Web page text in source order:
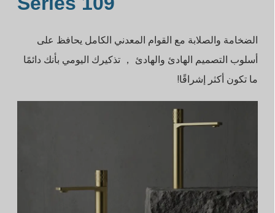
الضخامة والصلابة مع القوام المعدني الكامل يحافظ على
أسلوب التصميم الهادئ والهادئ ， تذكيرك اليومي بأنك دائمًا
ما تكون أكثر إشراقًا!